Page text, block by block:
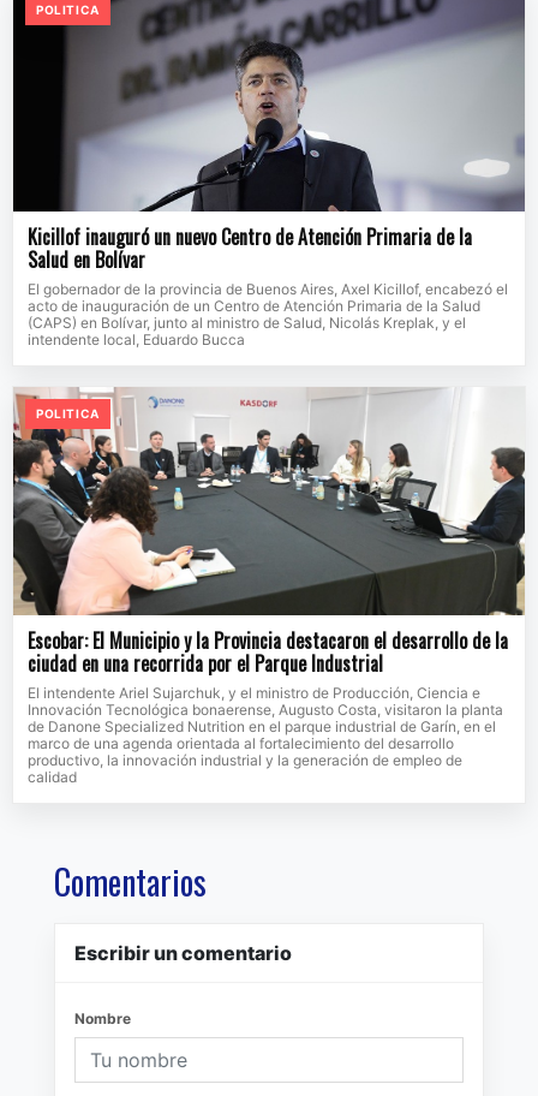
POLITICA
Kicillof inauguró un nuevo Centro de Atención Primaria de la
Salud en Bolívar
El gobernador de la provincia de Buenos Aires, Axel Kicillof, encabezó el
acto de inauguración de un Centro de Atención Primaria de la Salud
(CAPS) en Bolívar, junto al ministro de Salud, Nicolás Kreplak, y el
intendente local, Eduardo Bucca
POLITICA
Escobar: El Municipio y la Provincia destacaron el desarrollo de la
ciudad en una recorrida por el Parque Industrial
El intendente Ariel Sujarchuk, y el ministro de Producción, Ciencia e
Innovación Tecnológica bonaerense, Augusto Costa, visitaron la planta
de Danone Specialized Nutrition en el parque industrial de Garín, en el
marco de una agenda orientada al fortalecimiento del desarrollo
productivo, la innovación industrial y la generación de empleo de
calidad
Comentarios
Escribir un comentario
Nombre